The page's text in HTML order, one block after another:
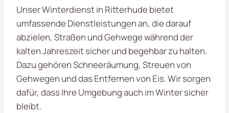
Unser Winterdienst in Ritterhude bietet
umfassende Dienstleistungen an, die darauf
abzielen, Straßen und Gehwege während der
kalten Jahreszeit sicher und begehbar zu halten.
Dazu gehören Schneeräumung, Streuen von
Gehwegen und das Entfernen von Eis. Wir sorgen
dafür, dass Ihre Umgebung auch im Winter sicher
bleibt.